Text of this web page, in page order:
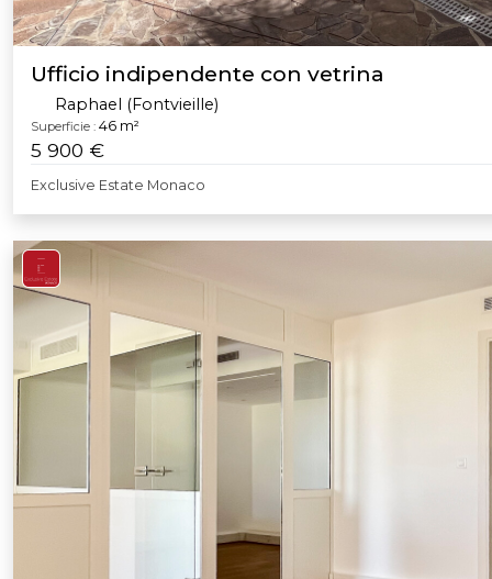
Ufficio indipendente con vetrina
Raphael (Fontvieille)
Superficie : 46 m²
5 900 €
Exclusive Estate Monaco